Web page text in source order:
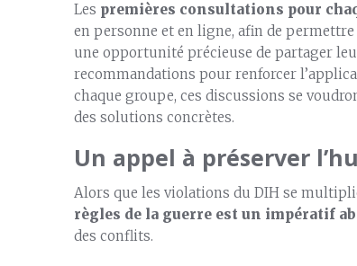
Les premières consultations pour
en personne et en ligne, afin de
une opportunité précieuse de partager
recommandations pour renforcer
chaque groupe, ces discussions se
des solutions concrètes.
Un appel à préserver
Alors que les violations du DIH se
règles de la guerre est un impératif
des conflits.